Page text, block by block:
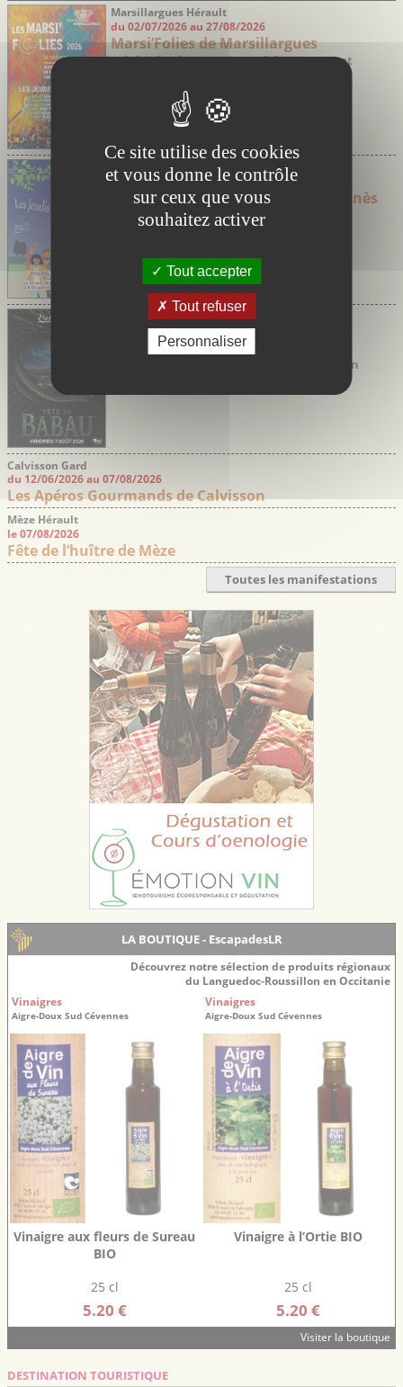
Marsillargues Hérault
du 02/07/2026 au 27/08/2026
Marsi’Folies de Marsillargues
Soirées festives avec marché nocturne et
Saint-Aunès Hérault
du 30/04/2026 au 24/09/2026
Les jeudis Guinguette de Saint-Aunès
Rivesaltes Pyrénées-Orientales
le 07/08/2026
Fête du Babau
Grande Fête médiévale à la poursuite d'un
Calvisson Gard
du 12/06/2026 au 07/08/2026
Les Apéros Gourmands de Calvisson
Mèze Hérault
le 07/08/2026
Fête de l’huître de Mèze
Toutes les manifestations
LA BOUTIQUE - EscapadesLR
Découvrez notre sélection de produits régionaux
du Languedoc-Roussillon en Occitanie
Vinaigres
Aigre-Doux Sud Cévennes
Vinaigre aux fleurs de Sureau
BIO
25 cl
5.20 €
Vinaigres
Aigre-Doux Sud Cévennes
Vinaigre à l’Ortie BIO
25 cl
5.20 €
Visiter la boutique
DESTINATION TOURISTIQUE
Ce site utilise des cookies
et vous donne le contrôle
sur ceux que vous
souhaitez activer
Tout accepter
Tout refuser
Personnaliser